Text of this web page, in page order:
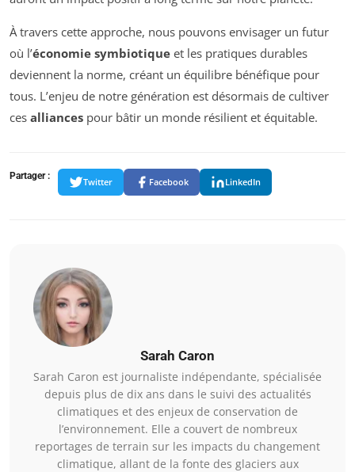
À travers cette approche, nous pouvons envisager un futur
où l’économie symbiotique et les pratiques durables
deviennent la norme, créant un équilibre bénéfique pour
tous. L’enjeu de notre génération est désormais de cultiver
ces alliances pour bâtir un monde résilient et équitable.
Partager :
Twitter Facebook LinkedIn
Sarah Caron
Sarah Caron est journaliste indépendante, spécialisée
depuis plus de dix ans dans le suivi des actualités
climatiques et des enjeux de conservation de
l’environnement. Elle a couvert de nombreux
reportages de terrain sur les impacts du changement
climatique, allant de la fonte des glaciers aux